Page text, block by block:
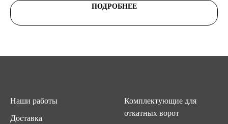
ПОДРОБНЕЕ
Наши работы
Доставка
Комплектующие для
откатных ворот